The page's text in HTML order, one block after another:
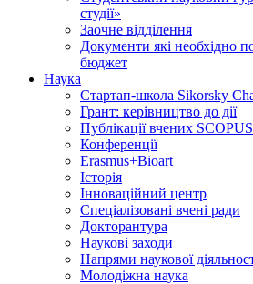
студії»
Заочне відділення
Документи які необхідно
бюджет
Наука
Стартап-школа Sikorsky
Грант: керівництво до дії
Публікації вчених SCOPUS
Конференції
Erasmus+Bioart
Історія
Інноваційний центр
Спеціалізовані вчені ради
Докторантура
Наукові заходи
Напрями наукової
Молодіжна наука